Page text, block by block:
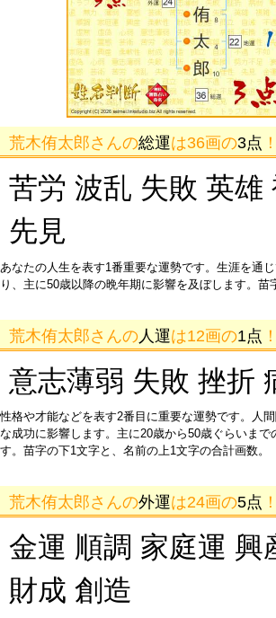
荒木侑太郎さんの総運は36画の3点 ！
苦労 波乱 失敗 英雄
先見
あなたの人生を表す1番重要な運勢です。生涯を通
り、主に50歳以降の晩年期に影響を及ぼします。苗
荒木侑太郎さんの 人運は12画の1点 ！
意志薄弱 失敗 挫折
性格や才能などを表す2番目に重要な運勢です。人
な成功に影響します。主に20歳から50歳ぐらいまで
す。苗字の下1文字と、名前の上1文字の合計画数。
荒木侑太郎さんの外運は24画の5点 ！
金運 順調 家庭運 興
財成 創造